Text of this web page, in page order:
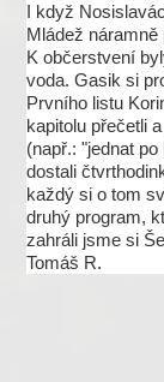
I když
Mládež
K občerstvení
voda. Gasik si
Prvního listu
kapitolu přečetli
(např.: "jednat po
dostali
každý si o tom
druhý program,
zahráli jsme si
Tomáš R.